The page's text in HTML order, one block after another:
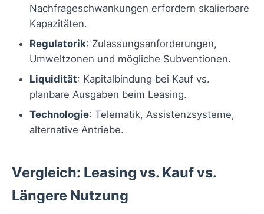
Nachfrageschwankungen erfordern skalierbare
Kapazitäten.
Regulatorik: Zulassungsanforderungen,
Umweltzonen und mögliche Subventionen.
Liquidität: Kapitalbindung bei Kauf vs.
planbare Ausgaben beim Leasing.
Technologie: Telematik, Assistenzsysteme,
alternative Antriebe.
Vergleich: Leasing vs. Kauf vs.
Längere Nutzung